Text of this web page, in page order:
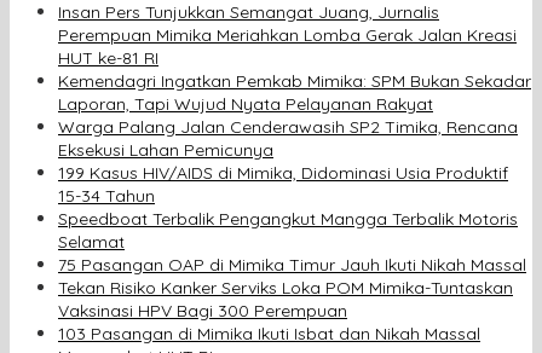
Insan Pers Tunjukkan Semangat Juang, Jurnalis
Perempuan Mimika Meriahkan Lomba Gerak Jalan Kreasi
HUT ke-81 RI
Kemendagri Ingatkan Pemkab Mimika: SPM Bukan Sekadar
Laporan, Tapi Wujud Nyata Pelayanan Rakyat
Warga Palang Jalan Cenderawasih SP2 Timika, Rencana
Eksekusi Lahan Pemicunya
199 Kasus HIV/AIDS di Mimika, Didominasi Usia Produktif
15-34 Tahun
Speedboat Terbalik Pengangkut Mangga Terbalik Motoris
Selamat
75 Pasangan OAP di Mimika Timur Jauh Ikuti Nikah Massal
Tekan Risiko Kanker Serviks Loka POM Mimika-Tuntaskan
Vaksinasi HPV Bagi 300 Perempuan
103 Pasangan di Mimika Ikuti Isbat dan Nikah Massal